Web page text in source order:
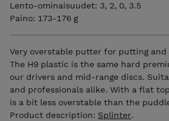
Lento-ominaisuudet: 3, 2, 0, 3.5
Paino: 173-176 g
Very overstable putter for putting
The H9 plastic is the same hard
our drivers and mid-range discs.
and professionals alike. With a flat
is a bit less overstable than the
Product description: Splinter.